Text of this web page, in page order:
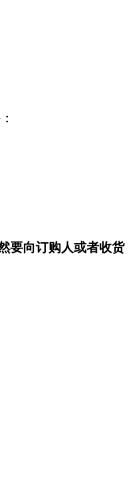
要向订购人或者收货